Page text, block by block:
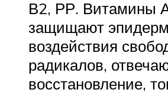
В2, РР. Витамины
защищают
воздействия
радикалов,
восстановление,